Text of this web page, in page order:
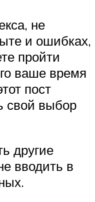
не
и ошибках,
пройти
ваше время
пост
свой выбор
другие
вводить в